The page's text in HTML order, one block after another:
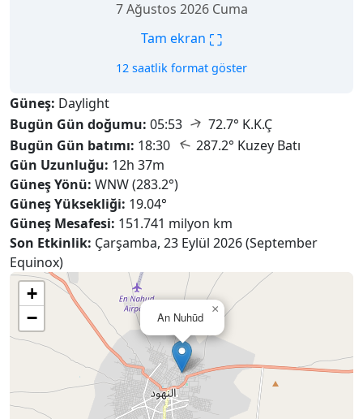
7 Ağustos 2026 Cuma
Tam ekran ⛶
12 saatlik format göster
Güneş: Daylight
Bugün Gün doğumu: 05:53 ↑ 72.7° K.K.Ç
Bugün Gün batımı: 18:30 ↑ 287.2° Kuzey Batı
Gün Uzunluğu: 12h 37m
Güneş Yönü: WNW (283.2°)
Güneş Yüksekliği: 19.04°
Güneş Mesafesi: 151.741 milyon km
Son Etkinlik: Çarşamba, 23 Eylül 2026 (September
Equinox)
An Nuhūd
×
+
−